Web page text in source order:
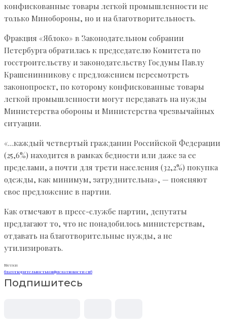
конфискованные товары легкой промышленности не
только Минобороны, но и на благотворительность.
Фракция «Яблоко» в Законодательном собрании
Петербурга обратилась к председателю Комитета по
госстроительству и законодательству Госдумы Павлу
Крашенинникову с предложением пересмотреть
законопроект, по которому конфискованные товары
легкой промышленности могут передавать на нужды
Министерства обороны и Министерства чрезвычайных
ситуации.
«…каждый четвертый гражданин Российской Федерации
(25,6%) находится в рамках бедности или даже за ее
пределами, а почти для трети населения (32,2%) покупка
одежды, как минимум, затруднительна», — поясняют
свое предложение в партии.
Как отмечают в пресс-службе партии, депутаты
предлагают то, что не понадобилось министерствам,
отдавать на благотворительные нужды, а не
утилизировать.
Метки
благотворительностьконфискатновости спб
Подпишитесь